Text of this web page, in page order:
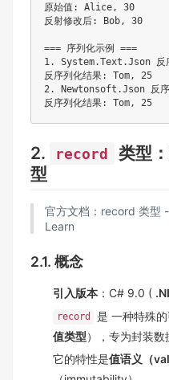
原始值: Alice, 30
反射修改后: Bob, 30
=== 序列化示例 ===
1. System.Text.Json 反
反序列化结果: Tom, 25
2. Newtonsoft.Json 反
2. record
类型
型
官方文档： record 类型
Learn
2.1. 概念
引入版本 ：C# 9.0 (
record 是 一种特殊的
值类型），专为封装数
它的特性是值语义（